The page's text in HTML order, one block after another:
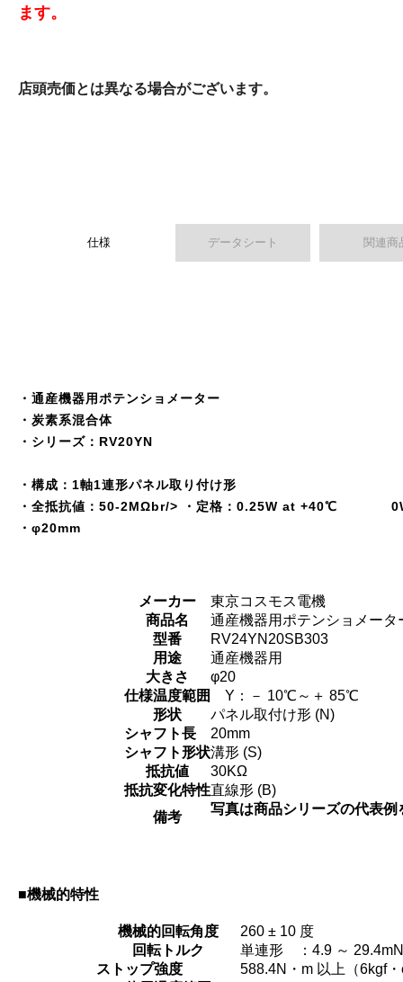
ます。
店頭売価とは異なる場合がございます。
仕様 データシート 関連商
・通産機器用ポテンショメーター
・炭素系混合体
・シリーズ：RV20YN
・構成：1軸1連形パネル取り付け形
・全抵抗値：50-2MΩbr/> ・定格：0.25W at +40℃
・φ20mm
メーカー
東京コスモス電機
商品名
通産機器用ポテンショメータ
型番
RV24YN20SB303
用途
通産機器用
大きさ
φ20
仕様温度範囲
Y：－ 10℃～＋ 85℃
形状
パネル取付け形 (N)
シャフト長 20mm
シャフト形状溝形 (S)
抵抗値
30KΩ
抵抗変化特性直線形 (B)
備考
写真は商品シリーズの代表
■機械的特性
機械的回転角度
260 ± 10 度
回転トルク
単連形 ：4.9 ～
ストップ強度 588.4N・m 以上（6kgf